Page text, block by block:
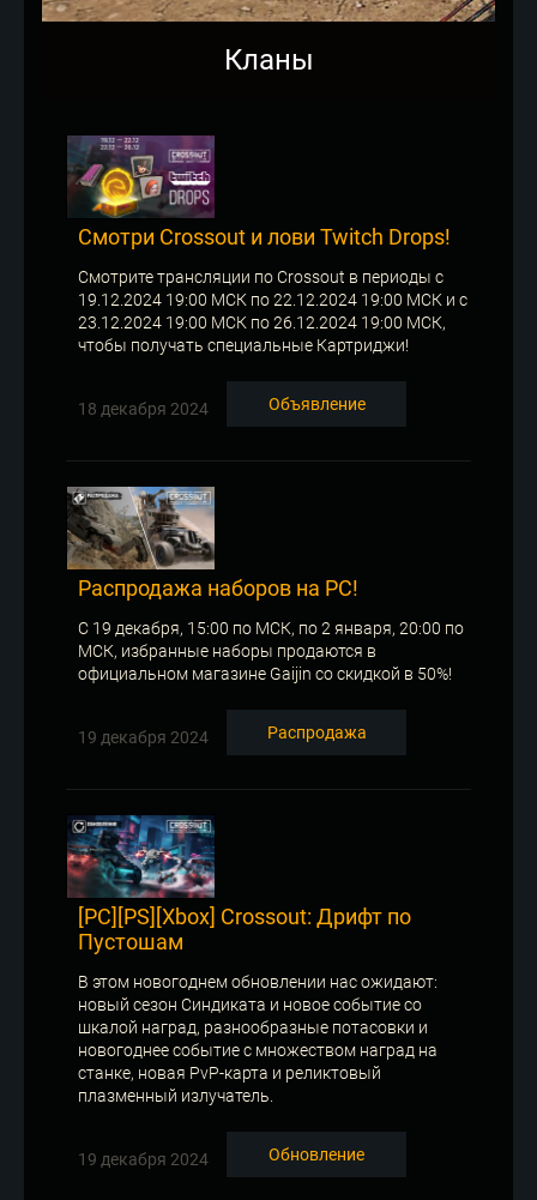
Кланы
Смотри Crossout и лови Twitch Drops!
Смотрите трансляции по Crossout в периоды с
19.12.2024 19:00 МСК по 22.12.2024 19:00 МСК и с
23.12.2024 19:00 МСК по 26.12.2024 19:00 МСК,
чтобы получать специальные Картриджи!
18 декабря 2024 Объявление
Распродажа наборов на PC!
С 19 декабря, 15:00 по МСК, по 2 января, 20:00 по
МСК, избранные наборы продаются в
официальном магазине Gaijin со скидкой в 50%!
19 декабря 2024 Распродажа
[PC][PS][Xbox] Crossout: Дрифт по
Пустошам
В этом новогоднем обновлении нас ожидают:
новый сезон Синдиката и новое событие со
шкалой наград, разнообразные потасовки и
новогоднее событие с множеством наград на
станке, новая PvP-карта и реликтовый
плазменный излучатель.
19 декабря 2024 Обновление